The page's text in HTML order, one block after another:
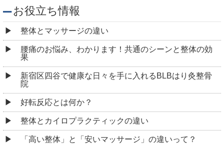
お役立ち情報
整体とマッサージの違い
腰痛のお悩み、わかります！共通のシーンと整体の効
果
新宿区四谷で健康な日々を手に入れるBLBはり灸整骨
院
好転反応とは何か？
整体とカイロプラクティックの違い
「高い整体」と「安いマッサージ」の違いって？